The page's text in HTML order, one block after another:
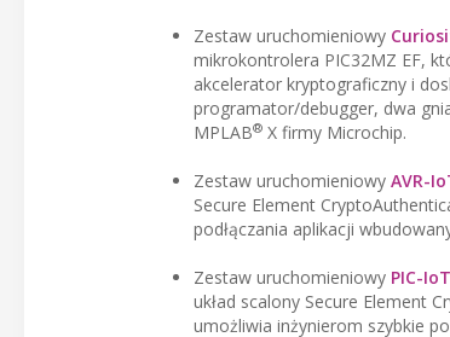
Zestaw uruchomieniowy
mikrokontrolera PIC32MZ EF,
akcelerator kryptograficzny i
programator/debugger, dwa
MPLAB® X firmy Microchip.
Zestaw uruchomieniowy AVR-
Secure Element
podłączania aplikacji
Zestaw uruchomieniowy PIC-
układ scalony Secure Element
umożliwia inżynierom szybkie